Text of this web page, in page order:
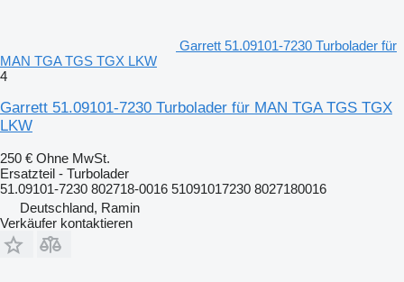
Garrett 51.09101-7230 Turbolader für
MAN TGA TGS TGX LKW
4
Garrett 51.09101-7230 Turbolader für MAN TGA TGS TGX
LKW
250 € Ohne MwSt.
Ersatzteil - Turbolader
51.09101-7230 802718-0016 51091017230 8027180016
Deutschland, Ramin
Verkäufer kontaktieren